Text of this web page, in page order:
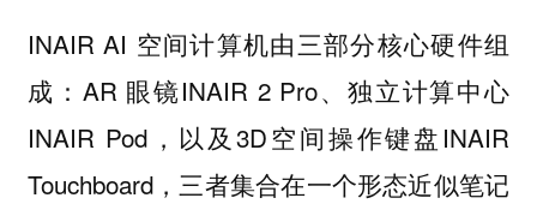
INAIR AI 空间计算机由三部分核心硬件组
成：AR 眼镜INAIR 2 Pro、独立计算中心
INAIR Pod，以及3D空间操作键盘INAIR
Touchboard，三者集合在一个形态近似笔记